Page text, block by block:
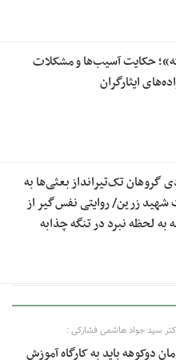
حکایت آسیب‌ها و مشکلات
ایثارگران
گروهان تک‌تیرانداز بعثی‌ها به
زرین/ روایتی نفس‌گیر از
به لحظه نبرد در تنگه چذابه
سید جواد هاشمی فشارکی :
دوکوهه باید به کارگاه آموزش